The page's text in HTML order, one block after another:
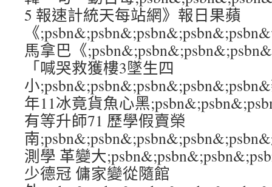
5 報速計統天每站網》報日果蘋
《
馬拿巴《
「喊哭救獲樓3墜生四
小
年11冰竟貨魚心黑
有等升師71 歷學假賣榮
南
測學 革變大
少德冠 傭家變從隨館